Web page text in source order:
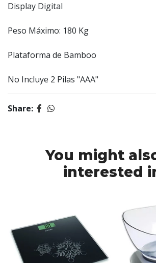
Display Digital
Peso Máximo: 180 Kg
Plataforma de Bamboo
No Incluye 2 Pilas "AAA"
Share:
You might
interested